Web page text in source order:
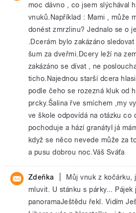
moc dávno , co jsem slýchával
vnuků.Například : Mami , může
donést zmrzlinu? Jednalo se o
.Dcerám bylo zakázáno
šum za dveřmi.Dcery leží na
zakázáno se dívat , ne
ticho.Najednou starší dcera
podle čeho se rozezná kluk od
prcky.Šalina řve smíchem ,my
ve škole odpovídá na otázku co
pochoduje a hází granátyI já
když se něco nevede může za
a pusu dobrou noc.Váš Sváťa
Zdeňka
Můj vnuk z kočárku,
mluvit. U stánku s párky... Pájek
panoramaJeštědu řekl. Vidím